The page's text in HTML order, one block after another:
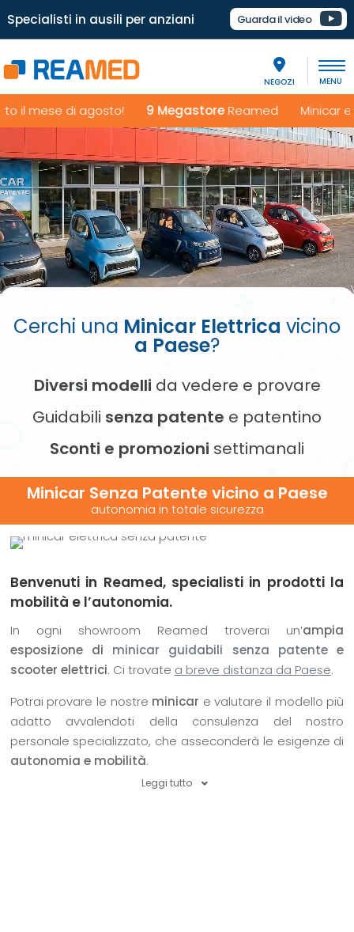
Specialisti in ausili per anziani Guarda il video
NEGOZI
mese di agosto!9 MegastoreReamed Minicar
Cerchi una Minicar Elettrica vicino
a Paese?
Diversi modelli da vedere e provare
Guidabili senza patente e patentino
Sconti e promozioni settimanali
Minicar Senza Patente vicino a Paese
autonomia in totale sicurezza
Benvenuti in Reamed, specialisti in prodotti la
mobilità e l’autonomia.
In ogni showroom Reamed troverai un’ampia
esposizione di minicar guidabili senza patente e
scooter elettrici. Ci trovate a breve distanza da Paese.
Potrai provare le nostre minicar e valutare il modello più
adatto avvalendoti della consulenza del nostro
personale specializzato, che asseconderà le esigenze di
autonomia e mobilità.
Leggi tutto